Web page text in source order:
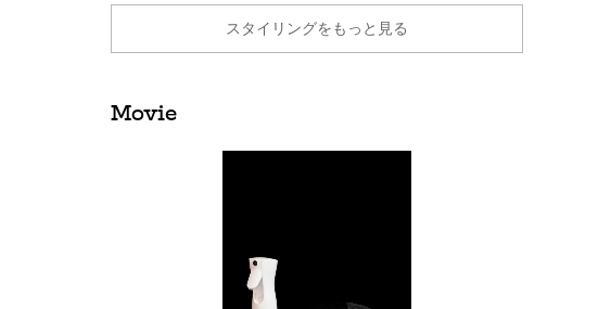
スタイリングをもっと見る
Movie